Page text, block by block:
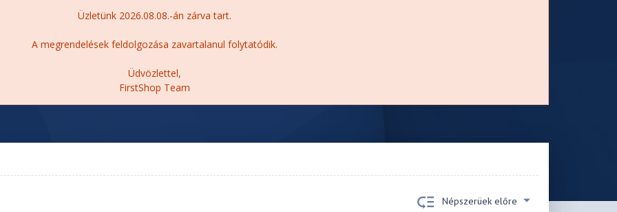
Üzletünk 2026.08.08.-án zárva tart.
A megrendelések feldolgozása zavartalanul folytatódik.
Üdvözlettel,
FirstShop Team
Népszerüek előre